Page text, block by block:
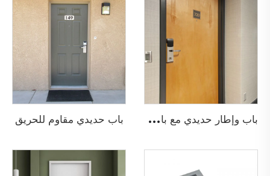
ب
اب وإطار حديدي مع باب خشبي مقاوم للحريق باب حديدي مقاوم للحريق